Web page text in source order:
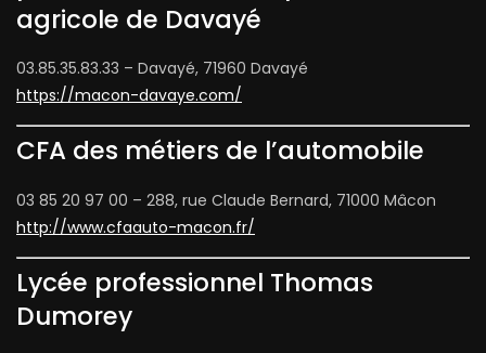
agricole de Davayé
03.85.35.83.33 – Davayé, 71960 Davayé
https://macon-davaye.com/
CFA des métiers de l’automobile
03 85 20 97 00 – 288, rue Claude Bernard, 71000 Mâcon
http://www.cfaauto-macon.fr/
Lycée professionnel Thomas
Dumorey